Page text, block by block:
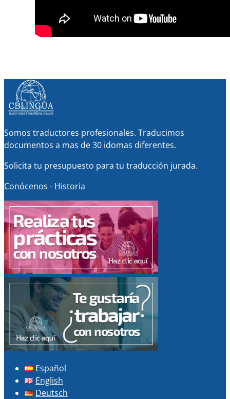
Somos traductores profesionales. Traducimos
documentos a mas de 30 idomas diferentes.
Solicita tu presupuesto para tu traducción jurada.
Conócenos - Historia
Español
English
Deutsch